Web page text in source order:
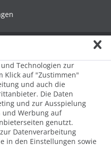
Technologien zur
Klick auf "Zustimmen"
und auch die
Die Daten
und zur Ausspielung
Werbung auf
genutzt.
Datenverarbeitung
in den Einstellungen sowie